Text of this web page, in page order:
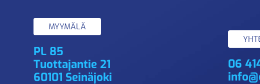
MYYMÄLÄ
PL 85
Tuottajantie 21
60101 Seinäjoki
06